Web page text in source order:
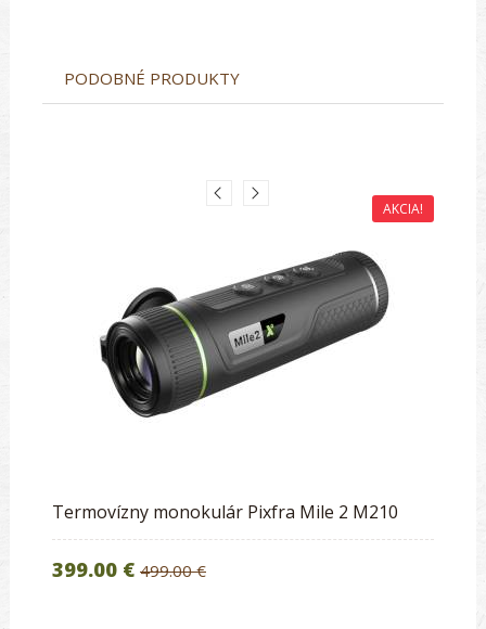
PODOBNÉ PRODUKTY
AKCIA!
Termovízny monokulár Pixfra Mile 2 M210
399.00 € 499.00 €